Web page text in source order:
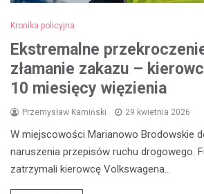
Kronika policyjna
Ekstremalne
złamanie zakazu –
10 miesięcy więzienia
Przemysław Kamiński 29 kwietnia 2026
W miejscowości Marianowo Brodowskie
naruszenia przepisów ruchu drogowego.
zatrzymali kierowcę Volkswagena…